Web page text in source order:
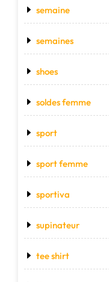
semaine
semaines
shoes
soldes femme
sport
sport femme
sportiva
supinateur
tee shirt